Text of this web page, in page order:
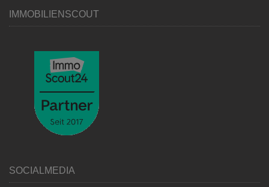
IMMOBILIENSCOUT
SOCIALMEDIA